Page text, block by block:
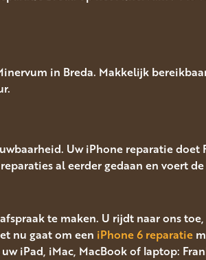
in Breda. Makkelijk
Uw iPhone reparatie doet
al eerder gedaan en voert
te maken. U rijdt naar ons
nu gaat om een iPhone 6 reparatie
iPad, iMac, MacBook of laptop: